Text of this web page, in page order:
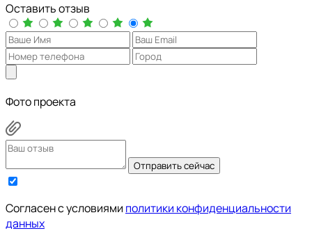
Оставить отзыв
Фото проекта
Отправить сейчас
Cогласен с условиями политики конфиденциальности
данных